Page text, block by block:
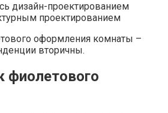
дизайн-проектированием
проектированием
оформления комнаты –
вторичны.
фиолетового